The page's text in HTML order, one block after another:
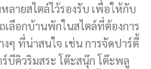
ลายสไตล์ไว้รองรับ เพื่อให้กับ
ลือกบ้านพักในสไตล์ที่ต้องการ
ๆ ที่น่าสนใจ เช่น การจัดปาร์ตี้
บีคิวริมสระ โต๊ะสนุ๊ก โต๊ะพลู